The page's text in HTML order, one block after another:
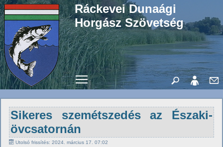
Ráckevei Dunaági
Horgász Szövetség
Toggle main menu visibility
Sikeres szemétszedés az Északi-
övcsatornán
Utolsó frissítés: 2024. március 17. 07:02